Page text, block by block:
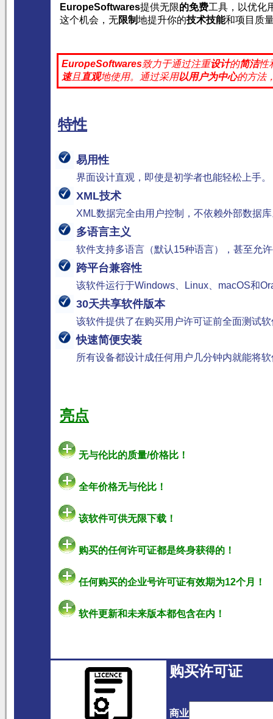
EuropeSoftwares提供无限的免费工具，以优化
这个机会，无限制地提升你的技术技能和项目质
EuropeSoftwares致力于通过注重设计的简洁性
速且 直观地使用。 通过采用以用户为中心的方法
特性
易用性
界面设计直观，即使是初学者也能轻松上手。
XML技术
XML数据完全由用户控制，不依赖外部数据
多语言主义
软件支持多语言（默认15种语言），甚至允
跨平台兼容性
该软件运行于Windows、Linux、macOS和
30天共享软件版本
该软件提供了在购买用户许可证前全面测试
快速简便安装
所有设备都设计成任何用户几分钟内就能将
亮点
无与伦比的质量/价格比！
全年价格无与伦比！
该软件可供无限下载！
购买的任何许可证都是终身获得的！
任何购买的企业号许可证有效期为12个月！
软件更新和未来版本都包含在内！
购买许可证
商业